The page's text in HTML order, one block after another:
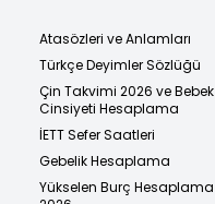
Atasözleri ve Anlamları
Türkçe Deyimler Sözlüğü
Çin Takvimi 2026 ve Bebek
Cinsiyeti Hesaplama
İETT Sefer Saatleri
Gebelik Hesaplama
Yükselen Burç Hesaplama